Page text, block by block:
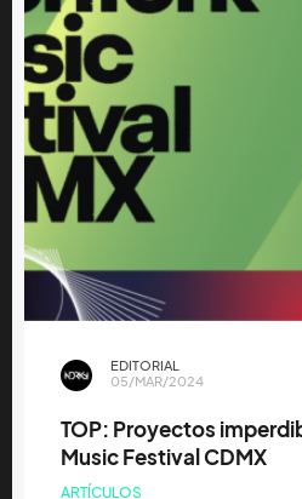
EDITORIAL
05/MAR/2024
TOP: Proyectos
Music Festival CDMX
ARTÍCULOS